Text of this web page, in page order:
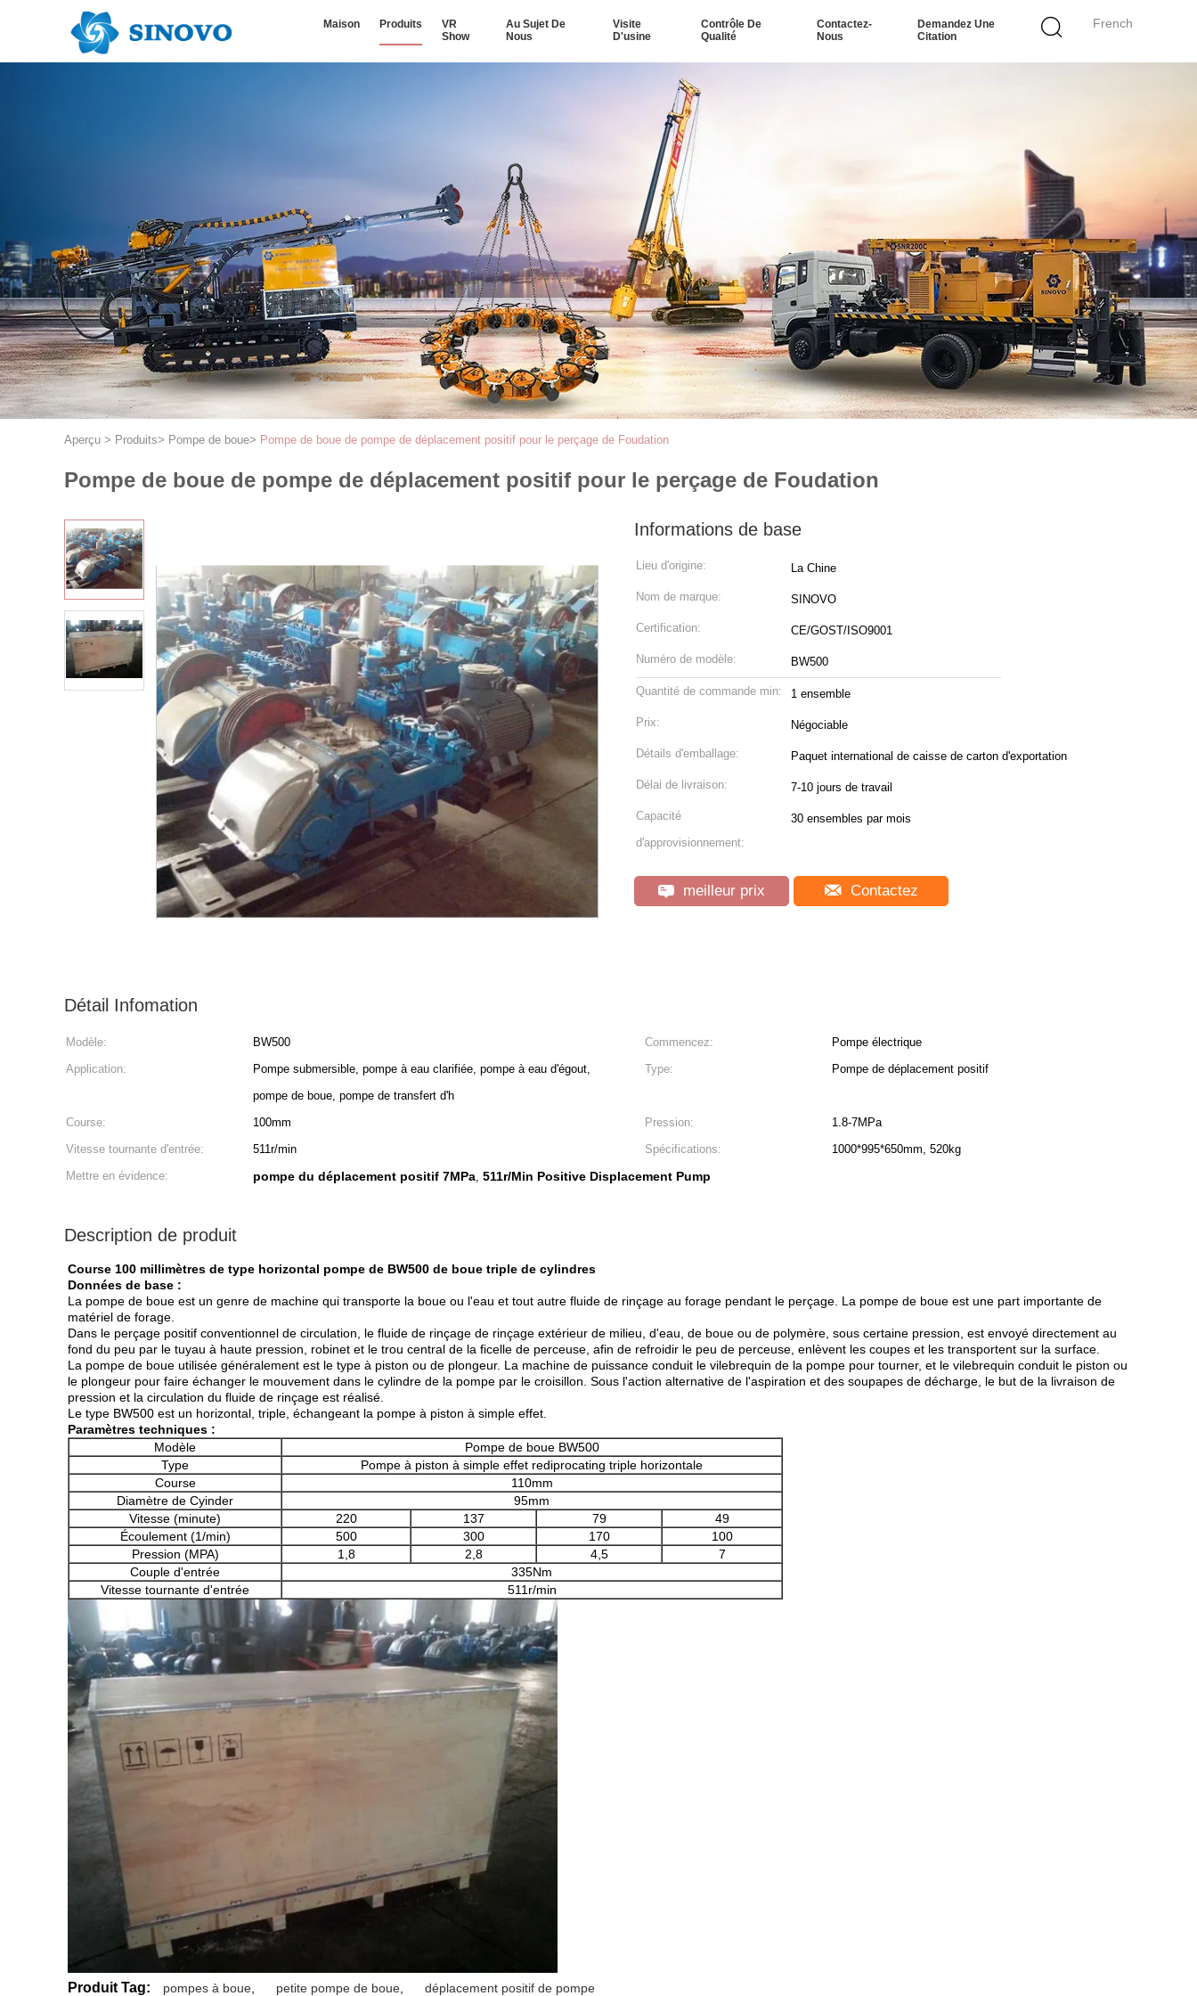
French
Maison Produits
VR
Show
Au Sujet De
Nous
Visite
D'usine
Contrôle De
Qualité
Contactez-
Nous
Demandez Une
Citation
Aperçu > Produits> Pompe de boue> Pompe de boue de pompe de déplacement positif pour le perçage de Foudation
Pompe de boue de pompe de déplacement positif pour le perçage de Foudation
Informations de base
Lieu d'origine: La Chine
Nom de marque: SINOVO
Certification: CE/GOST/ISO9001
Numéro de modèle: BW500
Quantité de commande min: 1 ensemble
Prix: Négociable
Détails d'emballage: Paquet international de caisse de carton d'exportation
Délai de livraison: 7-10 jours de travail
Capacité
d'approvisionnement:
30 ensembles par mois
meilleur prix Contactez
Détail Infomation
Modèle: BW500 Commencez:
Pompe électrique
Application:
Pompe submersible, pompe à eau clarifiée, pompe à eau d'égout,
pompe de boue, pompe de transfert d'h
Type: Pompe de déplacement positif
Course: 100mm Pression:
1.8-7MPa
Vitesse tournante d'entrée:
511r/min Spécifications:
1000*995*650mm, 520kg
Mettre en évidence:
pompe du déplacement positif 7MPa, 511r/Min Positive Displacement Pump
Description de produit
Course 100 millimètres de type horizontal pompe de BW500 de boue triple de cylindres
Données de base :
La pompe de boue est un genre de machine qui transporte la boue ou l'eau et tout autre fluide de rinçage au forage pendant le perçage. La pompe de boue est une part importante de
matériel de forage.
Dans le perçage positif conventionnel de circulation, le fluide de rinçage de rinçage extérieur de milieu, d'eau, de boue ou de polymère, sous certaine pression, est envoyé directement au
fond du peu par le tuyau à haute pression, robinet et le trou central de la ficelle de perceuse, afin de refroidir le peu de perceuse, enlèvent les coupes et les transportent sur la surface.
La pompe de boue utilisée généralement est le type à piston ou de plongeur. La machine de puissance conduit le vilebrequin de la pompe pour tourner, et le vilebrequin conduit le piston ou
le plongeur pour faire échanger le mouvement dans le cylindre de la pompe par le croisillon. Sous l'action alternative de l'aspiration et des soupapes de décharge, le but de la livraison de
pression et la circulation du fluide de rinçage est réalisé.
Le type BW500 est un horizontal, triple, échangeant la pompe à piston à simple effet.
Paramètres techniques :
Modèle
Pompe de boue BW500
Type
Pompe à piston à simple effet rediprocating triple horizontale
Course
110mm
Diamètre de Cyinder
95mm
Vitesse (minute)
220 137 79
49
Écoulement (1/min)
500 300 170
100
Pression (MPA)
1,8 2,8 4,5
7
Couple d'entrée
335Nm
Vitesse tournante d'entrée
511r/min
Produit Tag: pompes à boue petite pompe de boue déplacement positif de pompe